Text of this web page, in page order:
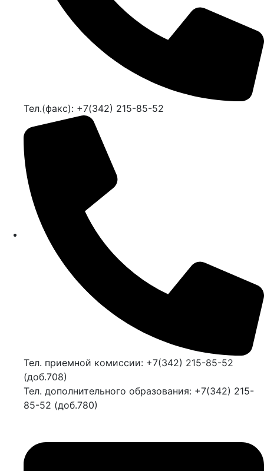
Тел.(факс): +7(342) 215-85-52
Тел. приемной комиссии: +7(342) 215-85-52
(доб.708)
Тел. дополнительного образования: +7(342) 215-
85-52 (доб.780)